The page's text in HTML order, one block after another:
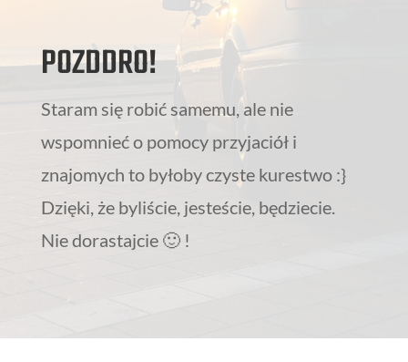
POZDDRO!
Staram się robić samemu, ale nie
wspomnieć o pomocy przyjaciół i
znajomych to byłoby czyste kurestwo :}
Dzięki, że byliście, jesteście, będziecie.
Nie dorastajcie 🙂 !